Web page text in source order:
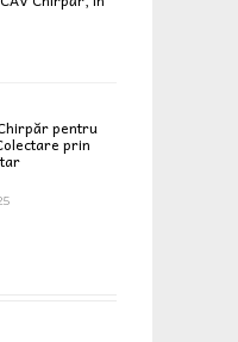
pentru
prin